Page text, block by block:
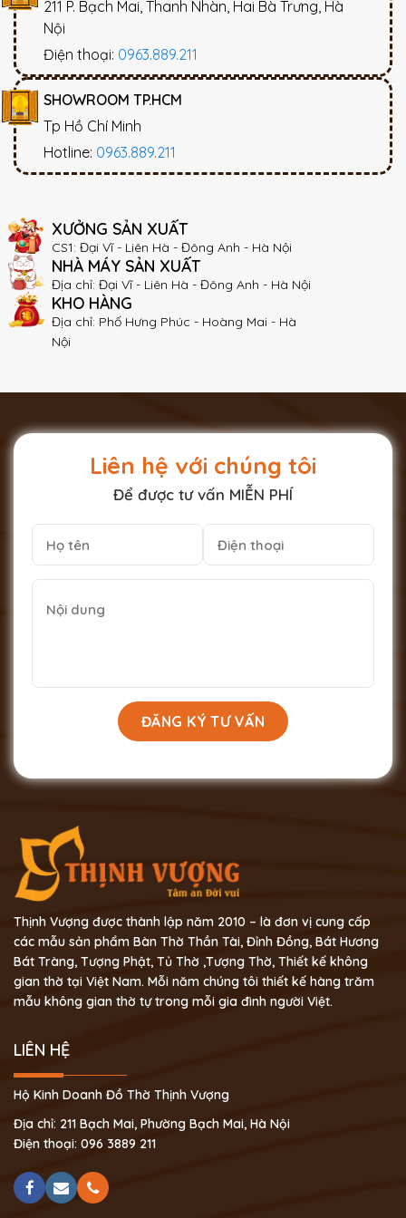
211 P. Bạch Mai, Thanh Nhàn, Hai Bà Trưng, Hà
Nội
Điện thoại: 0963.889.211
SHOWROOM TP.HCM
Tp Hồ Chí Minh
Hotline: 0963.889.211
XƯỞNG SẢN XUẤT
CS1: Đại Vĩ - Liên Hà - Đông Anh - Hà Nội
NHÀ MÁY SẢN XUẤT
Địa chỉ: Đại Vĩ - Liên Hà - Đông Anh - Hà Nội
KHO HÀNG
Địa chỉ: Phố Hưng Phúc - Hoàng Mai - Hà
Nội
Liên hệ với chúng tôi
Để được tư vấn MIỄN PHÍ
Thịnh Vượng được thành lập năm 2010 – là đơn vị cung cấp
các mẫu sản phẩm Bàn Thờ Thần Tài, Đỉnh Đồng, Bát Hương
Bát Tràng, Tượng Phật, Tủ Thờ ,Tượng Thờ, Thiết kế không
gian thờ tại Việt Nam. Mỗi năm chúng tôi thiết kế hàng trăm
mẫu không gian thờ tự trong mỗi gia đình người Việt.
LIÊN HỆ
Hộ Kinh Doanh Đồ Thờ Thịnh Vượng
Địa chỉ: 211 Bạch Mai, Phường Bạch Mai, Hà Nội
Điện thoại: 096 3889 211